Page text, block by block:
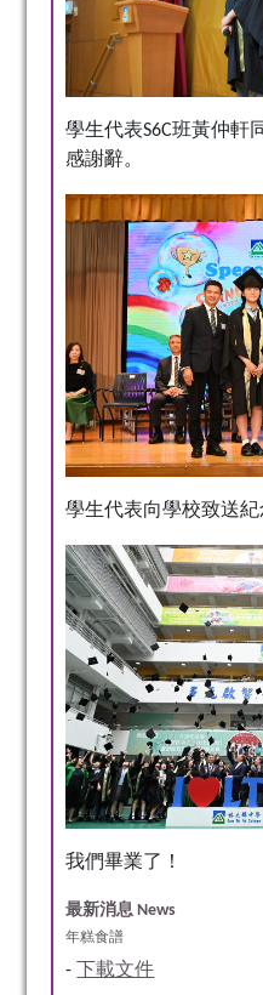
學生代表S6C班黃仲軒
感謝辭。
學生代表向學校致送紀
我們畢業了！
最新消息 News
年糕食譜
- 下載文件